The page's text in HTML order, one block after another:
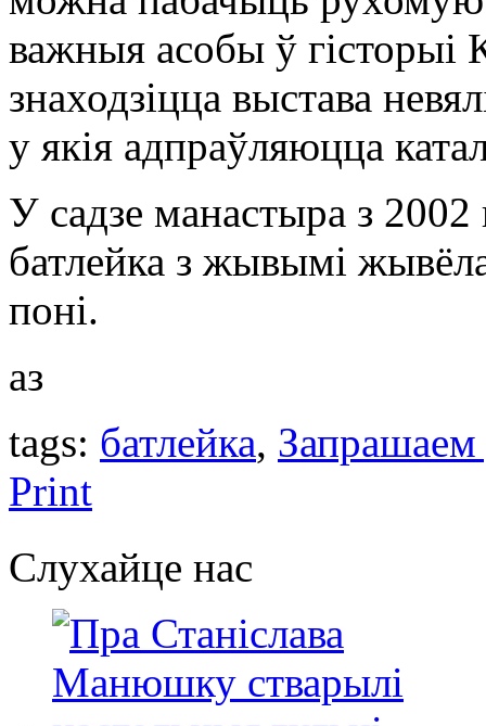
важныя асобы ў
знаходзіцца выстава
у якія адпраўляюцца
У садзе манастыра з
батлейка з жывымі
поні.
аз
tags: батлейка,
Print
Слухайце нас